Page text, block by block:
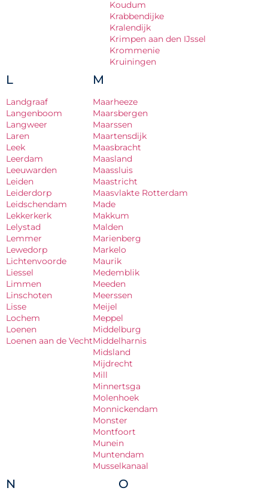
Koudum
Krabbendijke
Kralendijk
Krimpen aan den IJssel
Krommenie
Kruiningen
L
Landgraaf
Langenboom
Langweer
Laren
Leek
Leerdam
Leeuwarden
Leiden
Leiderdorp
Leidschendam
Lekkerkerk
Lelystad
Lemmer
Lewedorp
Lichtenvoorde
Liessel
Limmen
Linschoten
Lisse
Lochem
Loenen
Loenen aan de Vecht
M
Maarheeze
Maarsbergen
Maarssen
Maartensdijk
Maasbracht
Maasland
Maassluis
Maastricht
Maasvlakte Rotterdam
Made
Makkum
Malden
Marienberg
Markelo
Maurik
Medemblik
Meeden
Meerssen
Meijel
Meppel
Middelburg
Middelharnis
Midsland
Mijdrecht
Mill
Minnertsga
Molenhoek
Monnickendam
Monster
Montfoort
Munein
Muntendam
Musselkanaal
N O